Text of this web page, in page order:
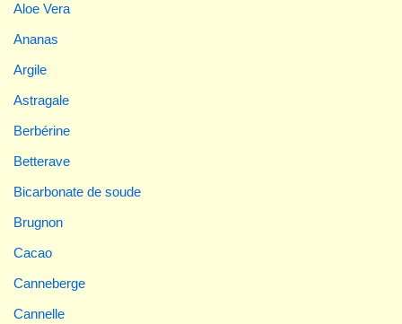
Aloe Vera
Ananas
Argile
Astragale
Berbérine
Betterave
Bicarbonate de soude
Brugnon
Cacao
Canneberge
Cannelle